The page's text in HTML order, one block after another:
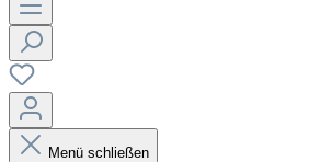
Menü schließen